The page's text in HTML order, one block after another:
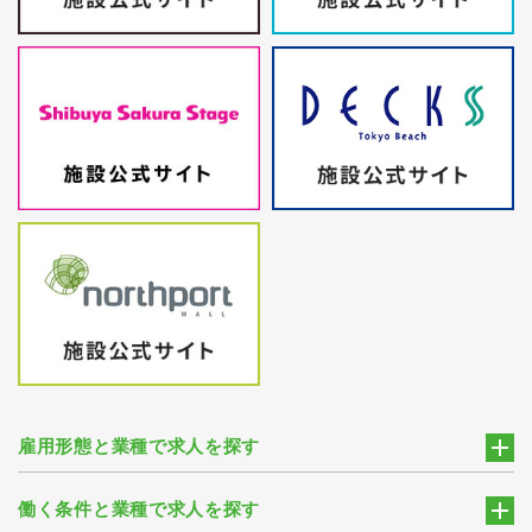
雇用形態と業種で求人を探す
働く条件と業種で求人を探す